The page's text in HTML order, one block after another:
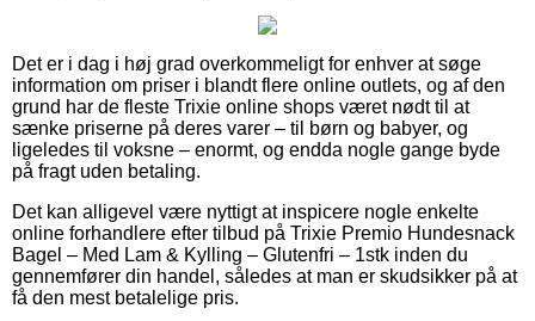
Det er i dag i høj grad overkommeligt for enhver at søge
information om priser i blandt flere online outlets, og af den
grund har de fleste Trixie online shops været nødt til at
sænke priserne på deres varer – til børn og babyer, og
ligeledes til voksne – enormt, og endda nogle gange byde
på fragt uden betaling.
Det kan alligevel være nyttigt at inspicere nogle enkelte
online forhandlere efter tilbud på Trixie Premio Hundesnack
Bagel – Med Lam & Kylling – Glutenfri – 1stk inden du
gennemfører din handel, således at man er skudsikker på at
få den mest betalelige pris.